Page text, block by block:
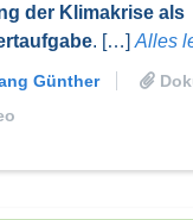
der Klimakrise als
. […] Alles
Günther